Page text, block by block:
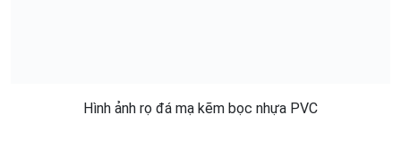
Hình ảnh rọ đá mạ kẽm bọc nhựa PVC